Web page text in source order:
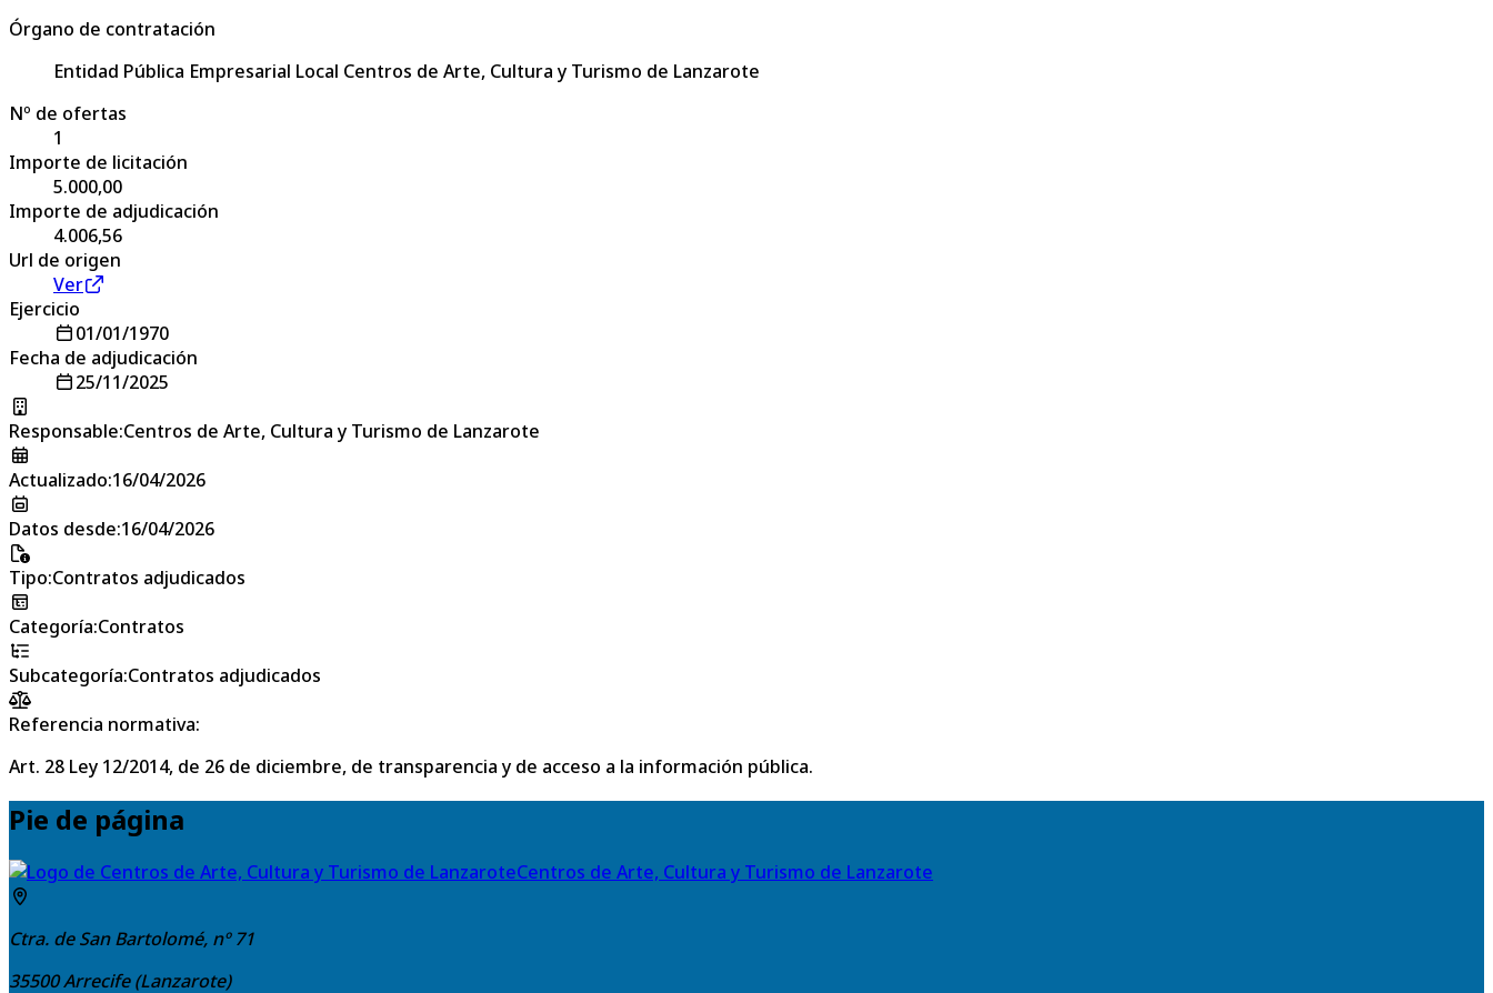
Órgano de contratación
Entidad Pública Empresarial Local Centros de Arte, Cultura y Turismo de Lanzarote
Nº de ofertas
1
Importe de licitación
5.000,00
Importe de adjudicación
4.006,56
Url de origen
Ver
Ejercicio
01/01/1970
Fecha de adjudicación
25/11/2025
Responsable:Centros de Arte, Cultura y Turismo de Lanzarote
Actualizado:16/04/2026
Datos desde:16/04/2026
Tipo:Contratos adjudicados
Categoría:Contratos
Subcategoría:Contratos adjudicados
Referencia normativa:
Art. 28 Ley 12/2014, de 26 de diciembre, de transparencia y de acceso a la información pública.
Pie de página
Centros de Arte, Cultura y Turismo de Lanzarote
Ctra. de San Bartolomé, nº 71
35500Arrecife (Lanzarote)